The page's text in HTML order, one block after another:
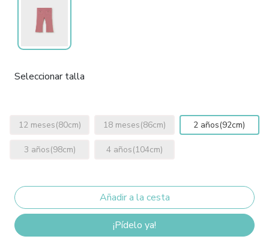
Seleccionar talla
12 meses(80cm) 18 meses(86cm) 2 años(92cm)
3 años(98cm) 4 años(104cm)
¡Pídelo ya!